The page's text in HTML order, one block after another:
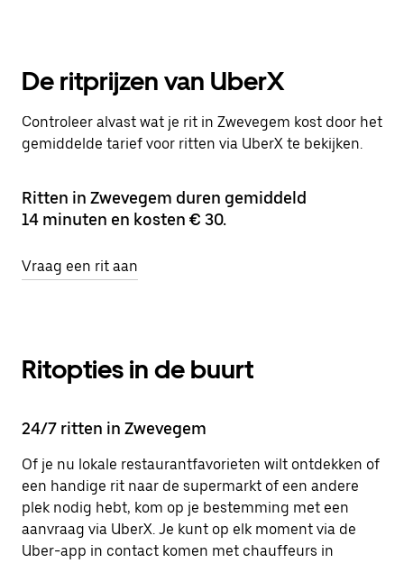
De ritprijzen van UberX
Controleer alvast wat je rit in Zwevegem kost door het
gemiddelde tarief voor ritten via UberX te bekijken.
Ritten in Zwevegem duren gemiddeld
14 minuten en kosten € 30.
Vraag een rit aan
Ritopties in de buurt
24/7 ritten in Zwevegem
Of je nu lokale restaurantfavorieten wilt ontdekken of
een handige rit naar de supermarkt of een andere
plek nodig hebt, kom op je bestemming met een
aanvraag via UberX. Je kunt op elk moment via de
Uber-app in contact komen met chauffeurs in